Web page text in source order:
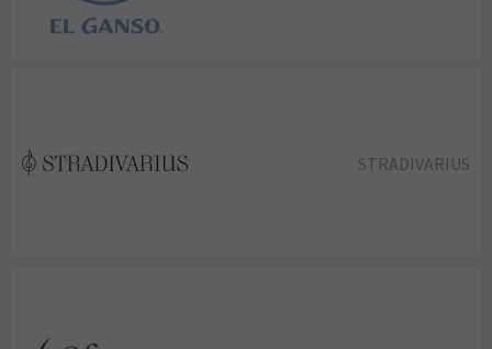
STRADIVARIUS